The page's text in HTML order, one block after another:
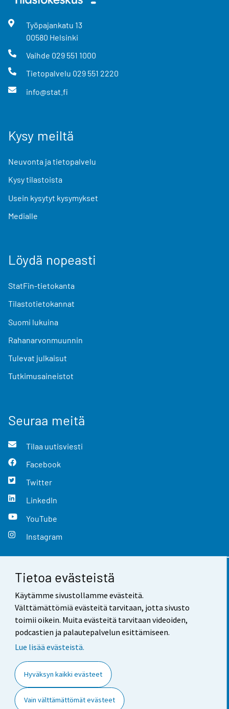
Tietoa evästeistä
Käytämme sivustollamme evästeitä.
Välttämättömiä evästeitä tarvitaan, jotta sivusto
toimii oikein. Muita evästeitä tarvitaan videoiden,
podcastien ja palautepalvelun esittämiseen.
Lue lisää evästeistä.
Hyväksyn kaikki evästeet
Vain välttämättömät evästeet
Työpajankatu 13
00580 Helsinki
Vaihde 029 551 1000
Tietopalvelu 029 551 2220
info@stat.fi
Kysy meiltä
Neuvonta ja tietopalvelu
Kysy tilastoista
Usein kysytyt kysymykset
Medialle
Löydä nopeasti
StatFin-tietokanta
Tilastotietokannat
Suomi lukuina
Rahanarvonmuunnin
Tulevat julkaisut
Tutkimusaineistot
Seuraa meitä
Tilaa uutisviesti
Facebook
Twitter
LinkedIn
YouTube
Instagram
Yhteystiedot
Palaute
Käyttöehdot
Saavutettavuus
Tietoa sivustosta
Evästeasetukset